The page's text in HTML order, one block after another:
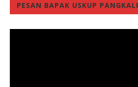
PESAN BAPAK USKUP